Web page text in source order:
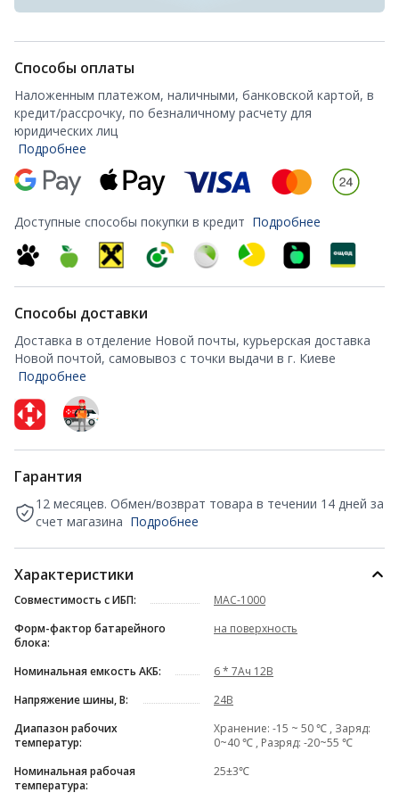
Способы оплаты
Наложенным платежом, наличными, банковской картой, в
кредит/рассрочку, по безналичному расчету для
юридических лиц
Подробнее
Доступные способы покупки в кредит Подробнее
Способы доставки
Доставка в отделение Новой почты, курьерская доставка
Новой почтой, самовывоз с точки выдачи в г. Киеве
Подробнее
Гарантия
12 месяцев. Обмен/возврат товара в течении 14 дней за
счет магазина Подробнее
Характеристики
Совместимость с ИБП:
MAC-1000
Форм-фактор батарейного
блока:
на поверхность
Номинальная емкость АКБ:
6 * 7Ач 12В
Напряжение шины, В:
24В
Диапазон рабочих
температур:
Хранение: -15 ~ 50 ℃ , Заряд:
0~40 ℃ , Разряд: -20~55 ℃
Номинальная рабочая
температура:
25±3℃